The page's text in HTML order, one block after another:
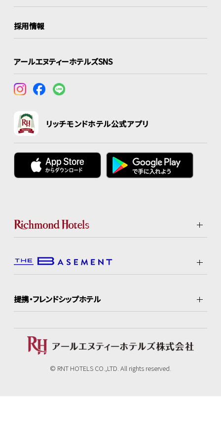
採用情報
アールエヌティーホテルズSNS
リッチモンドホテル公式アプリ
提携・フレンドシップホテル
© RNT HOTELS CO.,LTD. All rights reserved.